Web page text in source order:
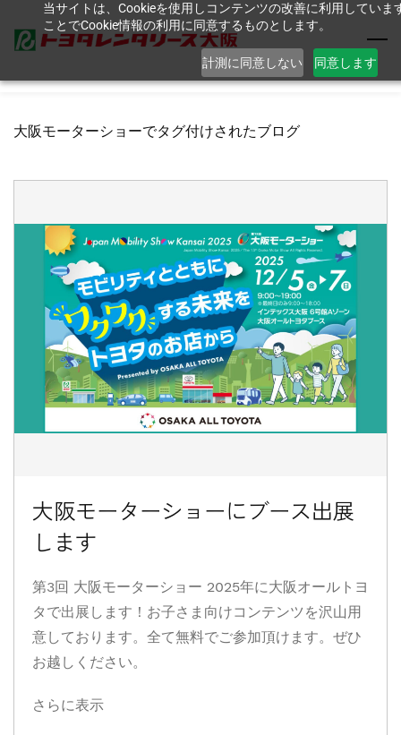
当サイトは、Cookieを使用しコンテンツの改善に利用していま
ことでCookie情報の利用に同意するものとします。
計測に同意しない 同意します
content
大阪モーターショーでタグ付けされたブログ
大阪モーターショーにブース出展
します
第3回 大阪モーターショー 2025年に大阪オールトヨ
タで出展します！お子さま向けコンテンツを沢山用
意しております。全て無料でご参加頂けます。ぜひ
お越しください。
さらに表示